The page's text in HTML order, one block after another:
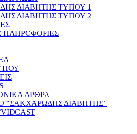
ΔΙΑΒΗΤΗΣ ΤΥΠΟΥ 1
ΔΙΑΒΗΤΗΣ ΤΥΠΟΥ 2
ΠΛΗΡΟΦΟΡΙΕΣ
ΑΡΘΡΑ
“ΣΑΚΧΑΡΩΔΗΣ ΔΙΑΒΗΤΗΣ”
VIDCAST